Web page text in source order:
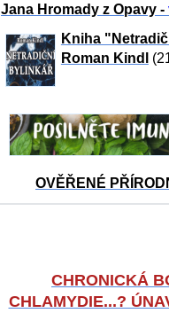
Jana Hromady z Opavy -
Kniha
Roman Kindl
OVĚŘENÉ
CHRONICKÁ
CHLAMYDIE...?